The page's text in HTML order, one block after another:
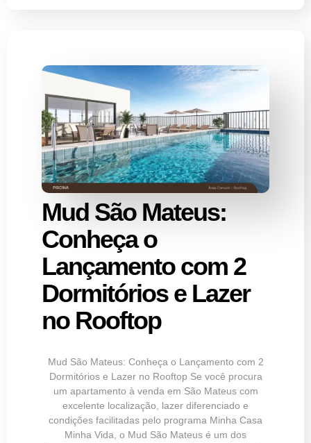
Mud São Mateus:
Conheça o
Lançamento com 2
Dormitórios e Lazer
no Rooftop
Mud São Mateus: Conheça o Lançamento com 2
Dormitórios e Lazer no Rooftop Se você procura
um apartamento à venda em São Mateus com
excelente localização, lazer diferenciado e
condições facilitadas pelo programa Minha Casa
Minha Vida, o Mud São Mateus é um dos